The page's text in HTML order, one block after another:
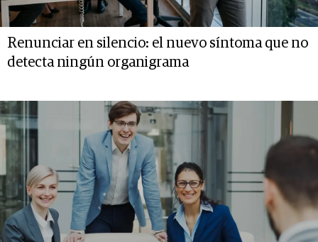
Renunciar en silencio: el nuevo síntoma que no
detecta ningún organigrama